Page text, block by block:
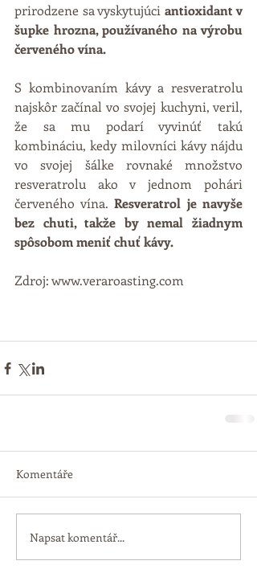
prirodzene sa vyskytujúci antioxidant v
šupke hrozna, používaného na výrobu
červeného vína.
S kombinovaním kávy a resveratrolu
najskôr začínal vo svojej kuchyni, veril,
že sa mu podarí vyvinúť takú
kombináciu, kedy milovníci kávy nájdu
vo svojej šálke rovnaké množstvo
resveratrolu ako v jednom pohári
červeného vína. Resveratrol je navyše
bez chuti, takže by nemal žiadnym
spôsobom meniť chuť kávy.
Zdroj: www.veraroasting.com
Komentáře
Napsat komentář...